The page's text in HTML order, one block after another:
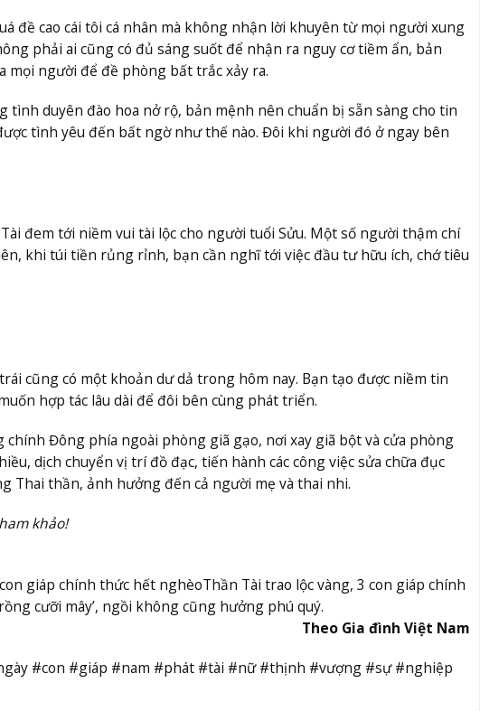
đề cao cái tôi cá nhân mà không nhận lời khuyên từ mọi người xung
phải ai cũng có đủ sáng suốt để nhận ra nguy cơ tiềm ẩn, bản
người để đề phòng bất trắc xảy ra.
tình duyên đào hoa nở rộ, bản mệnh nên chuẩn bị sẵn sàng cho tin
tình yêu đến bất ngờ như thế nào. Đôi khi người đó ở ngay bên
đem tới niềm vui tài lộc cho người tuổi Sửu. Một số người thậm chí
khi túi tiền rủng rỉnh, bạn cần nghĩ tới việc đầu tư hữu ích, chớ tiêu
cũng có một khoản dư dả trong hôm nay. Bạn tạo được niềm tin
hợp tác lâu dài để đôi bên cùng phát triển.
Đông phía ngoài phòng giã gạo, nơi xay giã bột và cửa phòng
dịch chuyển vị trí đồ đạc, tiến hành các công việc sửa chữa đục
Thai thần, ảnh hưởng đến cả người mẹ và thai nhi.
khảo!
giáp chính thức hết nghèoThần Tài trao lộc vàng, 3 con giáp chính
cưỡi mây’, ngồi không cũng hưởng phú quý.
Theo Gia đình Việt Nam
#con #giáp #nam #phát #tài #nữ #thịnh #vượng #sự #nghiệp